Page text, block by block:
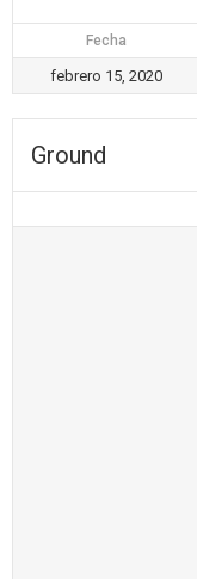
Fecha
febrero 15, 2020
Ground